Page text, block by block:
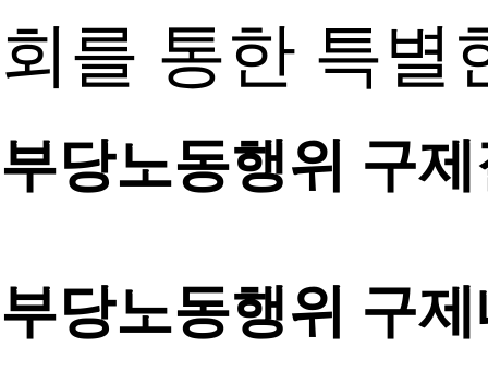
회를 통한 특별
부당노동행위 구
부당노동행위 구